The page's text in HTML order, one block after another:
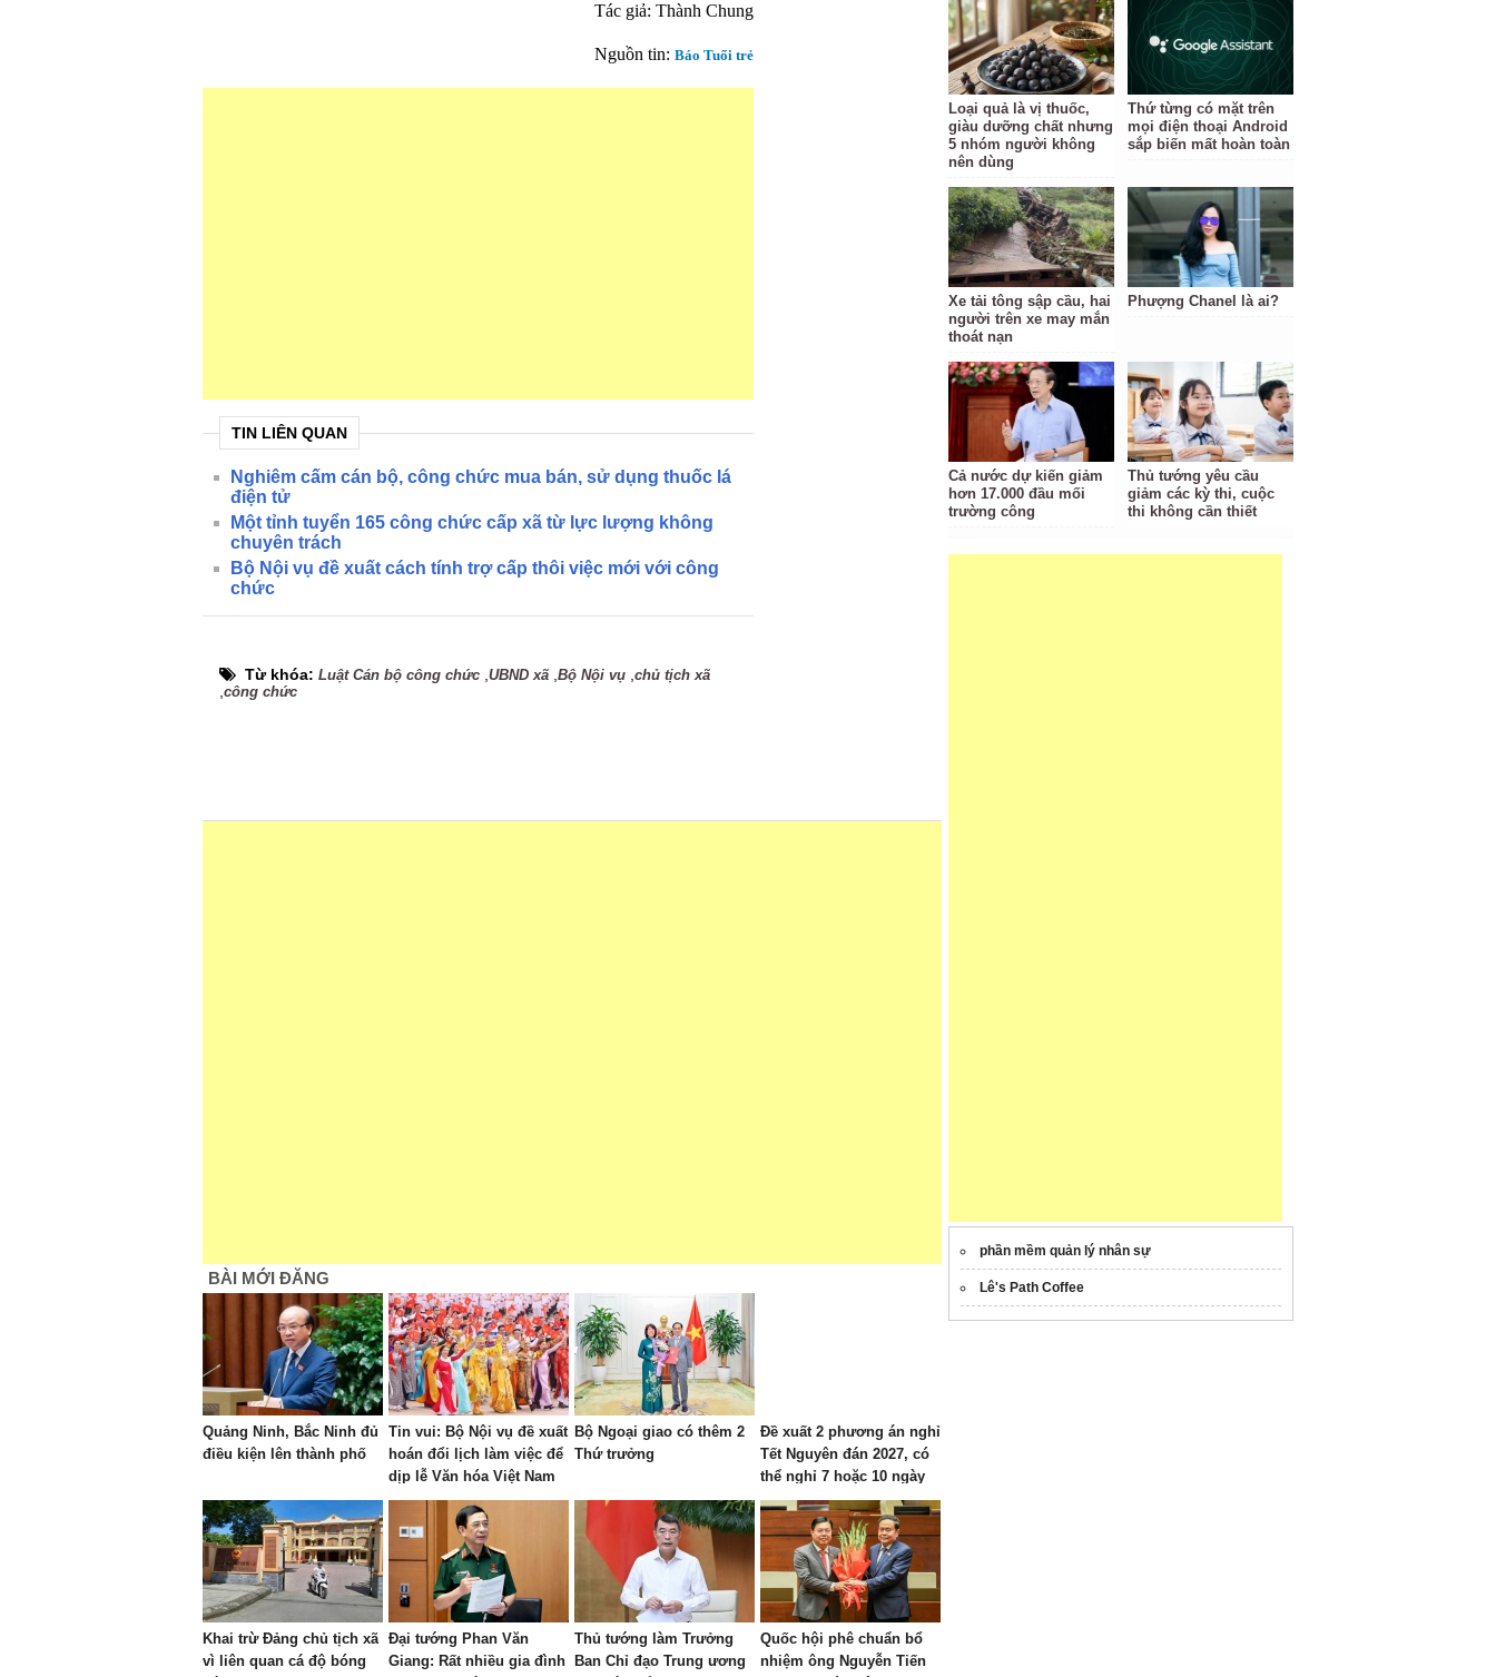
Tác giả: Thành Chung
Nguồn tin: Báo Tuổi trẻ
TIN LIÊN QUAN
Nghiêm cấm cán bộ, công chức mua bán, sử dụng thuốc lá
điện tử
Một tỉnh tuyển 165 công chức cấp xã từ lực lượng không
chuyên trách
Bộ Nội vụ đề xuất cách tính trợ cấp thôi việc mới với công
chức
Từ khóa: Luật Cán bộ công chức UBND xã Bộ Nội vụ chủ tịch xã
công chức
BÀI MỚI ĐĂNG
Quảng Ninh, Bắc Ninh đủ
điều kiện lên thành phố
Tin vui: Bộ Nội vụ đề xuất
hoán đổi lịch làm việc để
dịp lễ Văn hóa Việt Nam
kéo dài 4 ngày
Bộ Ngoại giao có thêm 2
Thứ trưởng
Đề xuất 2 phương án nghỉ
Tết Nguyên đán 2027, có
thể nghỉ 7 hoặc 10 ngày
Khai trừ Đảng chủ tịch xã
vì liên quan cá độ bóng
Đại tướng Phan Văn
Giang: Rất nhiều gia đình
Thủ tướng làm Trưởng
Ban Chỉ đạo Trung ương
Quốc hội phê chuẩn bổ
nhiệm ông Nguyễn Tiến
Loại quả là vị thuốc,
giàu dưỡng chất nhưng
5 nhóm người không
nên dùng
Thứ từng có mặt trên
mọi điện thoại Android
sắp biến mất hoàn toàn
Xe tải tông sập cầu, hai
người trên xe may mắn
thoát nạn
Phượng Chanel là ai?
Cả nước dự kiến giảm
hơn 17.000 đầu mối
trường công
Thủ tướng yêu cầu
giảm các kỳ thi, cuộc
thi không cần thiết
phần mềm quản lý nhân sự
Lê's Path Coffee